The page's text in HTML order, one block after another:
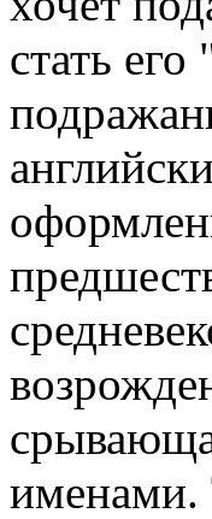
стать
именами.